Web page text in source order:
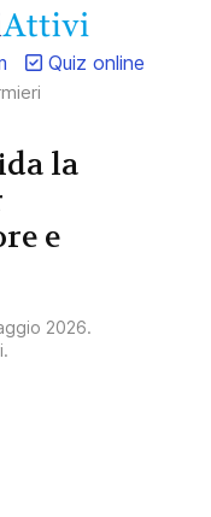
Quiz online
la
e
2026.
.